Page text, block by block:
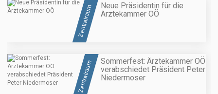
Zentralraum
Neue Präsidentin für die
Ärztekammer OÖ
Zentralraum
Sommerfest: Ärztekammer OÖ
verabschiedet Präsident Peter
Niedermoser